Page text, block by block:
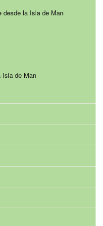
desde la Isla de Man
Isla de Man